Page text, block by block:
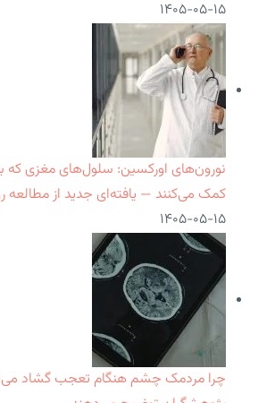
۱۴۰۵-۰۵-۱۵
نورون‌های اورکسین: سلول‌های مغزی که
کمک می‌کنند — یافته‌ای جدید از
۱۴۰۵-۰۵-۱۵
چرا مردمک چشم هنگام تعجب گشاد